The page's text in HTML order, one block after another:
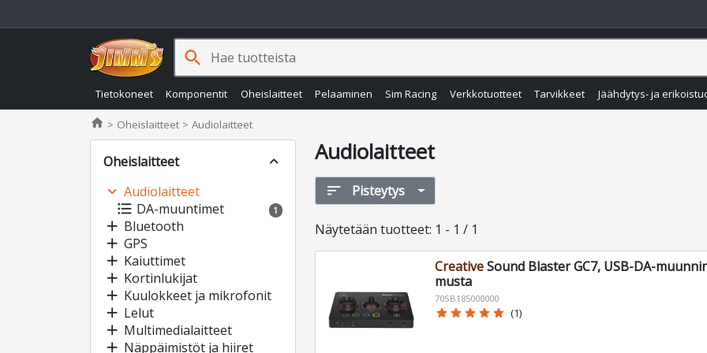
Tietokoneet Komponentit Oheislaitteet Pelaaminen Sim Racing Verkkotuotteet Tarvikkeet Jäähdytys- ja
search
home Jimms.fi
Oheislaitteet Audiolaitteet
Oheislaitteet
expand_less
expand_more Audiolaitteet
format_list_bulleted DA-muuntimet 1
add Bluetooth
add GPS
add Kaiuttimet
add Kortinlukijat
add Kuulokkeet ja mikrofonit
add Lelut
add Multimedialaitteet
add Näppäimistöt ja hiiret
Audiolaitteet
sort Pisteytys
Näytetään tuotteet: 1 - 1 / 1
CreativeSound Blaster GC7, USB-DA-
musta
70SB185000000
star star star star star (1)